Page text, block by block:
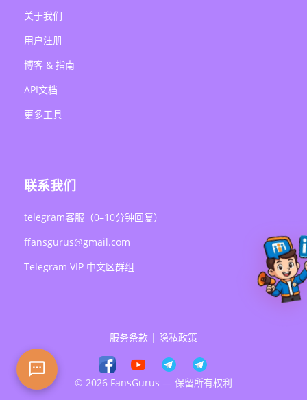
关于我们
用户注册
博客 & 指南
API文档
更多工具
联系我们
telegram客服（0–10分钟回复）
ffansgurus@gmail.com
Telegram VIP 中文区群组
服务条款 | 隐私政策
© 2026 FansGurus — 保留所有权利